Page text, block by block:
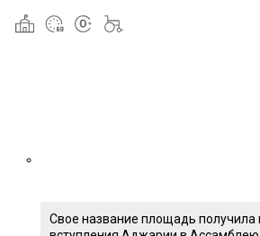
Свое название площадь получила